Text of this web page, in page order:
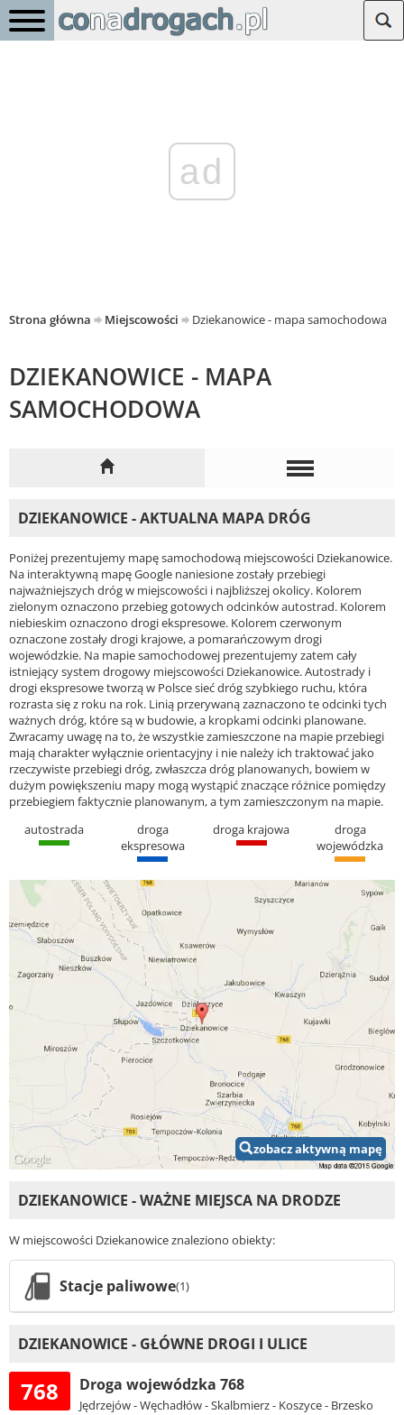
ad
Strona główna Miejscowości Dziekanowice - mapa samochodowa
DZIEKANOWICE - MAPA
SAMOCHODOWA
DZIEKANOWICE - AKTUALNA MAPA DRÓG
Poniżej prezentujemy mapę samochodową miejscowości Dziekanowice.
Na interaktywną mapę Google naniesione zostały przebiegi
najważniejszych dróg w miejscowości i najbliższej okolicy. Kolorem
zielonym oznaczono przebieg gotowych odcinków autostrad. Kolorem
niebieskim oznaczono drogi ekspresowe. Kolorem czerwonym
oznaczone zostały drogi krajowe, a pomarańczowym drogi
wojewódzkie. Na mapie samochodowej prezentujemy zatem cały
istniejący system drogowy miejscowości Dziekanowice. Autostrady i
drogi ekspresowe tworzą w Polsce sieć dróg szybkiego ruchu, która
rozrasta się z roku na rok. Linią przerywaną zaznaczono te odcinki tych
ważnych dróg, które są w budowie, a kropkami odcinki planowane.
Zwracamy uwagę na to, że wszystkie zamieszczone na mapie przebiegi
mają charakter wyłącznie orientacyjny i nie należy ich traktować jako
rzeczywiste przebiegi dróg, zwłaszcza dróg planowanych, bowiem w
dużym powiększeniu mapy mogą wystąpić znaczące różnice pomiędzy
przebiegiem faktycznie planowanym, a tym zamieszczonym na mapie.
autostrada
droga
ekspresowa
droga krajowa
droga
wojewódzka
zobacz aktywną mapę
DZIEKANOWICE - WAŻNE MIEJSCA NA DRODZE
W miejscowości Dziekanowice znaleziono obiekty:
Stacje paliwowe(1)
DZIEKANOWICE - GŁÓWNE DROGI I ULICE
768 Droga wojewódzka 768
Jędrzejów - Węchadłów - Skalbmierz - Koszyce - Brzesko